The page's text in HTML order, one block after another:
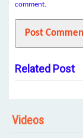
comment.
Related Post
Videos